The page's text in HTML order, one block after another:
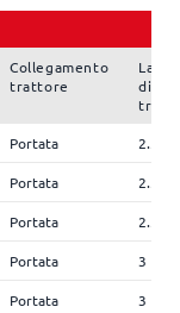
Collegamento
trattore
di
Portata 2.5
Portata 2.5
Portata 2.5
Portata 3
Portata 3